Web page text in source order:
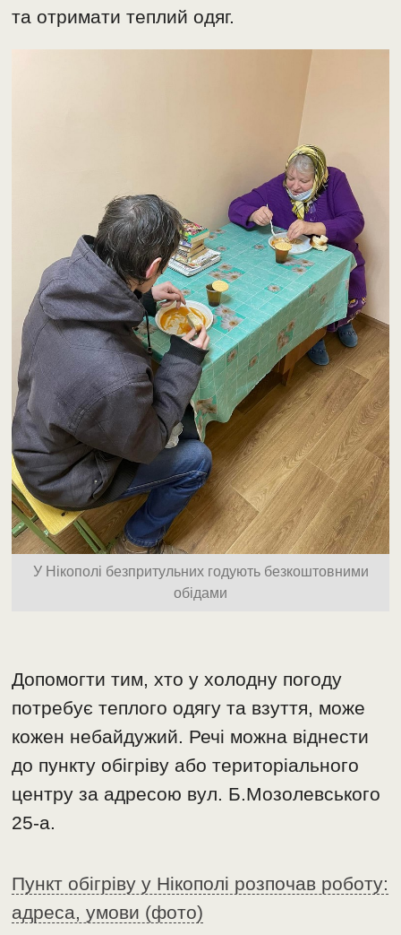
та отримати теплий одяг.
У Нікополі безпритульних годують безкоштовними
обідами
Допомогти тим, хто у холодну погоду
потребує теплого одягу та взуття, може
кожен небайдужий. Речі можна віднести
до пункту обігріву або територіального
центру за адресою вул. Б.Мозолевського
25-а.
Пункт обігріву у Нікополі розпочав роботу:
адреса, умови (фото)